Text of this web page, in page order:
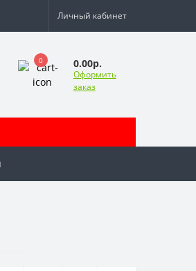
Личный кабинет
0 0.00р.
Оформить
заказ